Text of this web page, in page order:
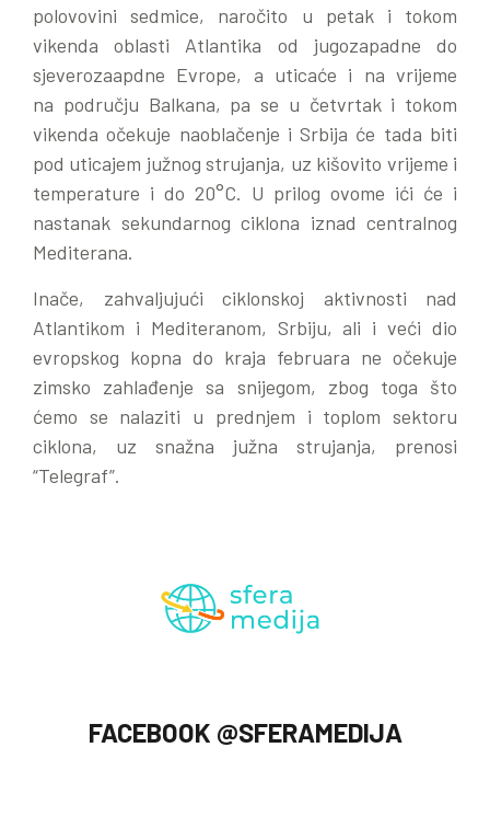
polovovini sedmice, naročito u petak i tokom
vikenda oblasti Atlantika od jugozapadne do
sjeverozaapdne Evrope, a uticaće i na vrijeme
na području Balkana, pa se u četvrtak i tokom
vikenda očekuje naoblačenje i Srbija će tada biti
pod uticajem južnog strujanja, uz kišovito vrijeme i
temperature i do 20°C. U prilog ovome ići će i
nastanak sekundarnog ciklona iznad centralnog
Mediterana.
Inače, zahvaljujući ciklonskoj aktivnosti nad
Atlantikom i Mediteranom, Srbiju, ali i veći dio
evropskog kopna do kraja februara ne očekuje
zimsko zahlađenje sa snijegom, zbog toga što
ćemo se nalaziti u prednjem i toplom sektoru
ciklona, uz snažna južna strujanja, prenosi
“Telegraf”.
FACEBOOK @SFERAMEDIJA